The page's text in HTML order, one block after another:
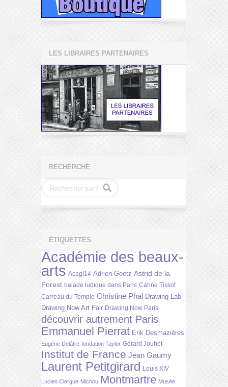
LES LIBRAIRES PARTENAIRES
RECHERCHE
ÉTIQUETTES
Académie des beaux-
arts Acagl14 Adrien Goetz Astrid de la
Forest balade ludique dans Paris Carine Tissot
Carreau du Temple Christine Phal Drawing Lab
Drawing Now Art Fair Drawing Now Paris
découvrir autrement Paris
Emmanuel Pierrat Erik Desmazières
Eugène Delâtre fondation Taylor Gérard Jouhet
Institut de France Jean Gaumy
Laurent Petitgirard Louis XIV
Lucien Clergue Michou Montmartre Musée